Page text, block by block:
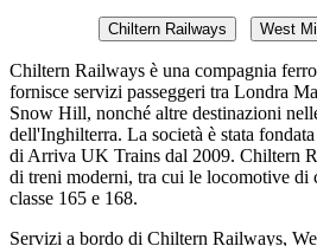
Chiltern Railways West
Chiltern Railways è una compagnia
fornisce servizi passeggeri tra Londra
Snow Hill, nonché altre destinazioni
dell'Inghilterra. La società è stata
di Arriva UK Trains dal 2009. Chiltern
di treni moderni, tra cui le locomotive di
classe 165 e 168.
Servizi a bordo di Chiltern Railways,